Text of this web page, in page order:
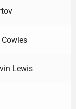
Lewis